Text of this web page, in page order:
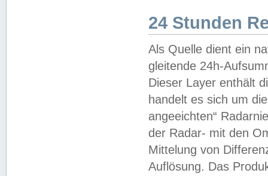
24 Stunden
Als Quelle dient ein
gleitende 24h-
Dieser Layer enthält
handelt es sich um
angeeichten“
der Radar- mit den
Mittelung von
Auflösung. Das